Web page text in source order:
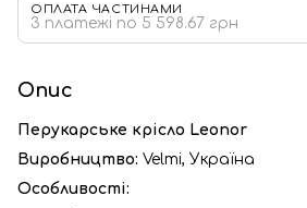
ОПЛАТА ЧАСТИНАМИ
3 платежі по 5 598.67 грн
Опис
Перукарське крісло Leonor
Виробництво: Velmi, Україна
Особливості: